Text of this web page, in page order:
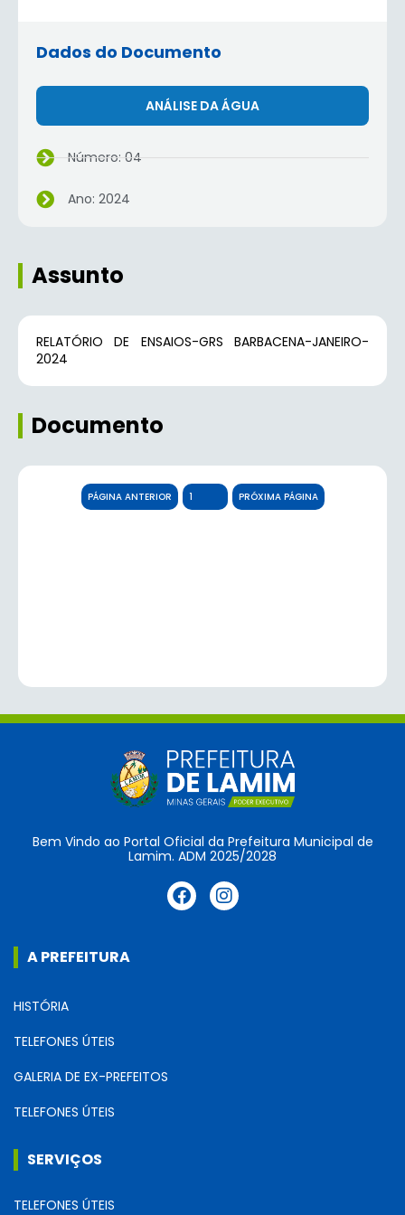
Dados do Documento
ANÁLISE DA ÁGUA
Número: 04
Ano: 2024
Assunto
RELATÓRIO DE ENSAIOS-GRS BARBACENA-JANEIRO-
2024
Documento
PÁGINA ANTERIOR PRÓXIMA PÁGINA
Bem Vindo ao Portal Oficial da Prefeitura Municipal de
Lamim. ADM 2025/2028
A PREFEITURA
HISTÓRIA
TELEFONES ÚTEIS
GALERIA DE EX-PREFEITOS
TELEFONES ÚTEIS
SERVIÇOS
TELEFONES ÚTEIS